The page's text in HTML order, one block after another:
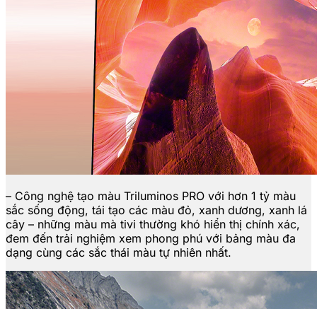
– Công nghệ tạo màu Triluminos PRO với hơn 1 tỷ màu
sắc sống động, tái tạo các màu đỏ, xanh dương, xanh lá
cây – những màu mà tivi thường khó hiển thị chính xác,
đem đến trải nghiệm xem phong phú với bảng màu đa
dạng cùng các sắc thái màu tự nhiên nhất.